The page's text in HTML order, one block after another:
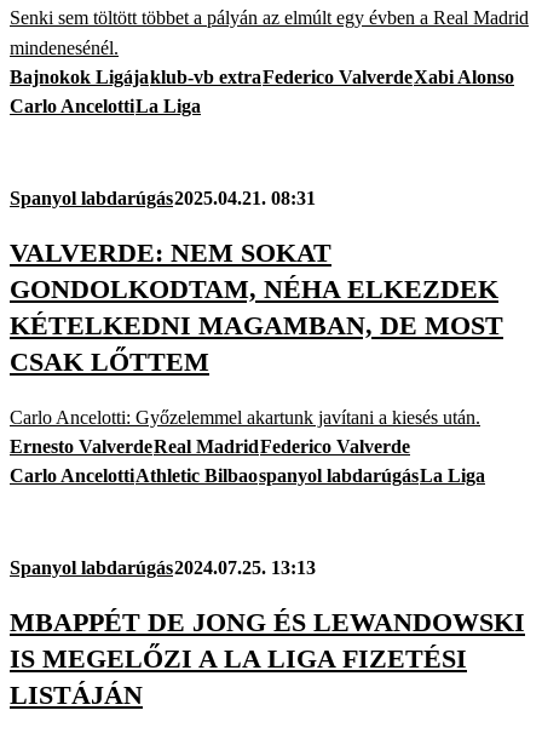
Senki sem töltött többet a pályán az elmúlt egy évben a Real Madrid
mindenesénél.
Bajnokok Ligájaklub-vb extraFederico ValverdeXabi Alonso
Carlo AncelottiLa Liga
Spanyol labdarúgás2025.04.21. 08:31
VALVERDE: NEM SOKAT
GONDOLKODTAM, NÉHA ELKEZDEK
KÉTELKEDNI MAGAMBAN, DE MOST
CSAK LŐTTEM
Carlo Ancelotti: Győzelemmel akartunk javítani a kiesés után.
Ernesto ValverdeReal MadridFederico Valverde
Carlo AncelottiAthletic Bilbaospanyol labdarúgásLa Liga
Spanyol labdarúgás2024.07.25. 13:13
MBAPPÉT DE JONG ÉS LEWANDOWSKI
IS MEGELŐZI A LA LIGA FIZETÉSI
LISTÁJÁN